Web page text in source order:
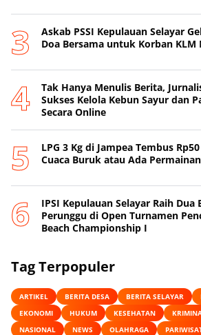
‎Askab PSSI Kepulauan Selayar
Doa Bersama untuk Korban KLM
‎Tak Hanya Menulis Berita,
Sukses Kelola Kebun Sayur dan
Secara Online
‎LPG 3 Kg di Jampea Tembus
Cuaca Buruk atau Ada Permainan
IPSI Kepulauan Selayar Raih Dua
Perunggu di Open Turnamen
Beach Championship I
Tag Terpopuler
ARTIKEL BERITA DESA BERITA SELAYAR
EKONOMI
HUKUM KESEHATAN
NASIONAL
NEWS OLAHRAGA